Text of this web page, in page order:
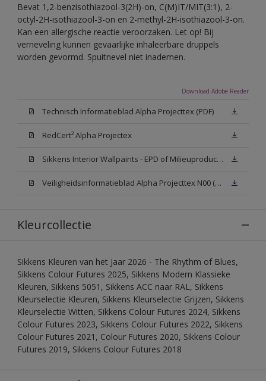
Bevat 1,2-benzisothiazool-3(2H)-on, C(M)IT/MIT(3:1), 2-
octyl-2H-isothiazool-3-on en 2-methyl-2H-isothiazool-3-on.
Kan een allergische reactie veroorzaken. Let op! Bij
verneveling kunnen gevaarlijke inhaleerbare druppels
worden gevormd. Spuitnevel niet inademen.
Download Adobe Reader
Technisch Informatieblad Alpha Projecttex (PDF)
RedCert² Alpha Projectex
Sikkens Interior Wallpaints - EPD of Milieuproductverklaring
Veiligheidsinformatieblad Alpha Projecttex N00 (MSDS)
Kleurcollectie
Sikkens Kleuren van het Jaar 2026 - The Rhythm of Blues,
Sikkens Colour Futures 2025, Sikkens Modern Klassieke
Kleuren, Sikkens 5051, Sikkens ACC naar RAL, Sikkens
Kleurselectie Kleuren, Sikkens Kleurselectie Grijzen, Sikkens
Kleurselectie Witten, Sikkens Colour Futures 2024, Sikkens
Colour Futures 2023, Sikkens Colour Futures 2022, Sikkens
Colour Futures 2021, Colour Futures 2020, Sikkens Colour
Futures 2019, Sikkens Colour Futures 2018